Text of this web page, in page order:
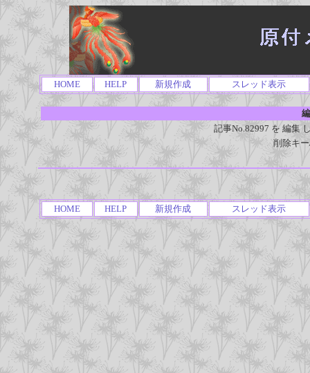
HOME HELP 新規作成 スレッド表示
記事No.82997 を 編集
削除キ
HOME HELP 新規作成 スレッド表示